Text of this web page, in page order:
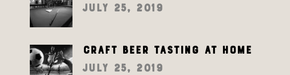
July 25, 2019
Craft beer tasting at home
July 25, 2019